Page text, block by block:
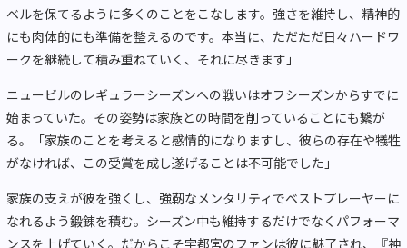
ベルを保てるように多くのことをこなします。強さを維持し、精神的
にも肉体的にも準備を整えるのです。本当に、ただただ日々ハードワ
ークを継続して積み重ねていく、それに尽きます」
ニュービルのレギュラーシーズンへの戦いはオフシーズンからすでに
始まっていた。その姿勢は家族との時間を削っていることにも繋が
る。「家族のことを考えると感情的になりますし、彼らの存在や犠牲
がなければ、この受賞を成し遂げることは不可能でした」
家族の支えが彼を強くし、強靭なメンタリティでベストプレーヤーに
なれるよう鍛錬を積む。シーズン中も維持するだけでなくパフォーマ
ンスを上げていく。だからこそ宇都宮のファンは彼に魅了され、『神